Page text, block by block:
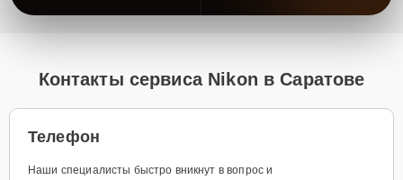
Контакты сервиса Nikon в Саратове
Телефон
Наши специалисты быстро вникнут в вопрос и